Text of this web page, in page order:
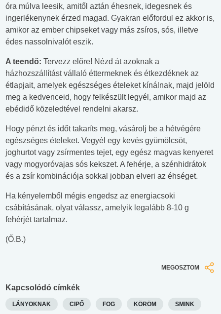
óra múlva leesik, amitől aztán éhesnek, idegesnek és
ingerlékenynek érzed magad. Gyakran előfordul ez akkor is,
amikor az ember chipseket vagy más zsíros, sós, illetve
édes nassolnivalót eszik.
A teendő: Tervezz előre! Nézd át azoknak a
házhozszállítást vállaló éttermeknek és étkezdéknek az
étlapjait, amelyek egészséges ételeket kínálnak, majd jelöld
meg a kedvenceid, hogy felkészült legyél, amikor majd az
ebédidő közeledtével rendelni akarsz.
Hogy pénzt és időt takaríts meg, vásárolj be a hétvégére
egészséges ételeket. Vegyél egy kevés gyümölcsöt,
joghurtot vagy zsírmentes tejet, egy egész magvas kenyeret
vagy mogyoróvajas sós kekszet. A fehérje, a szénhidrátok
és a zsír kombinációja sokkal jobban elveri az éhséget.
Ha kényelemből mégis engedsz az energiacsoki
csábításának, olyat válassz, amelyik legalább 8-10 g
fehérjét tartalmaz.
(Ő.B.)
MEGOSZTOM
Kapcsolódó címkék
LÁNYOKNAK CIPŐ FOG KÖRÖM SMINK